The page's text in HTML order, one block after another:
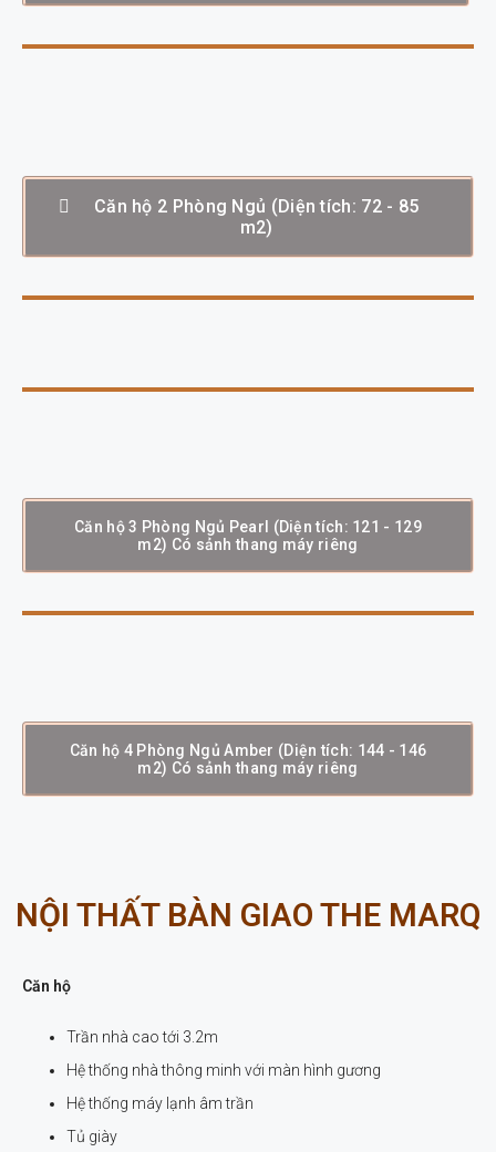
Căn hộ 2 Phòng Ngủ (Diện tích: 72 - 85
m2)
Căn hộ 3 Phòng Ngủ Pearl (Diện tích: 121 - 129
m2) Có sảnh thang máy riêng
Căn hộ 4 Phòng Ngủ Amber (Diện tích: 144 - 146
m2) Có sảnh thang máy riêng
NỘI THẤT BÀN GIAO THE MARQ
Căn hộ
Trần nhà cao tới 3.2m
Hệ thống nhà thông minh với màn hình gương
Hệ thống máy lạnh âm trần
Tủ giày